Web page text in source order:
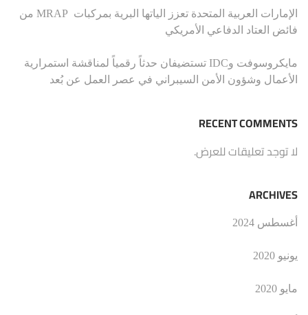
الإمارات العربية المتحدة تعزز الياتها البرية بمركبات MRAP من
فائض العتاد الدفاعي الأمريكي
مايكروسوفت وIDC تستضيفان حدثاً رقمياً لمناقشة استمرارية
الأعمال وشؤون الأمن السيبراني في عصر العمل عن بُعد
RECENT COMMENTS
لا توجد تعليقات للعرض.
ARCHIVES
أغسطس 2024
يونيو 2020
مايو 2020